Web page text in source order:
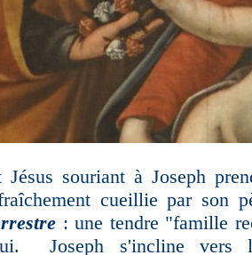
Jésus souriant à Joseph
cueillie par son
: une tendre "famille
Joseph s'incline